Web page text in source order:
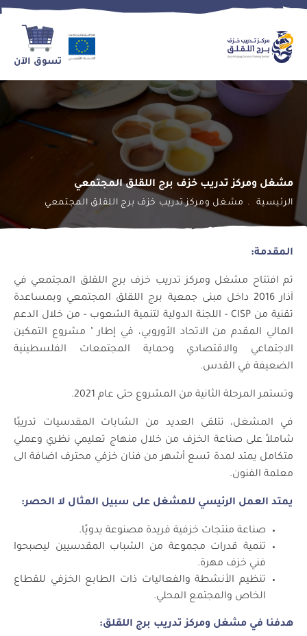
تسوق الآن
مشغل ومركز تدريب خزف برج اللقلق المجتمعي
الرئيسية مشغل ومركز تدريب خزف برج اللقلق المجتمعي
المقدمة:
تم افتتاح مشغل ومركز تدريب خزف برج اللقلق المجتمعي في
آذار 2016 داخل مبنى جمعية برج اللقلق المجتمعي وبمساعدة
تقنية من CISP - اللجنة الدولية لتنمية الشعوب - من خلال الدعم
المالي المقدم من الاتحاد الأوروبي، في إطار " مشروع التمكين
الاجتماعي والاقتصادي وحماية المجتمعات الفلسطينية
الضعيفة في القدس.
وتستمر المرحلة الثانية من المشروع حتى عام 2021.
في المشغل، تتلقى العديد من الشابات المقدسيات تدريبًا
شاملاً على صناعة الخزف من خلال منهاج تعليمي نظري وعملي
متكامل يمتد لمدة تسع أشهر من فنان خزفي محترف اضافة الى
معلمة الفنون.
يمتد العمل الرئيسي للمشغل على سبيل المثال لا الحصر:
صناعة منتجات خزفية فريدة مصنوعة يدويًا.
تنمية قدرات مجموعة من الشباب المقدسيين ليصبحوا
فني خزف مهرة.
تنظيم الأنشطة والفعاليات ذات الطابع الخزفي للقطاع
الخاص والمجتمع المحلي.
هدفنا في مشغل ومركز تدريب برج اللقلق: